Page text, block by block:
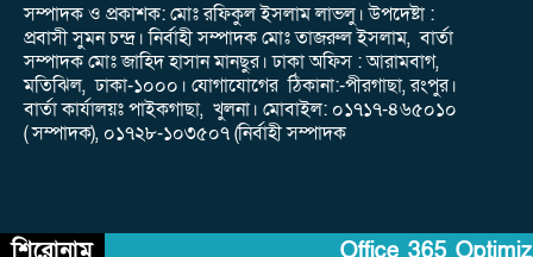
সম্পাদক ও প্রকাশক: মোঃ রফিকুল ইসলাম লাভলু। উপদেষ্টা :
প্রবাসী সুমন চন্দ্র। নির্বাহী সম্পাদক মোঃ তাজরুল‌‌ ইসলাম, বার্তা
সম্পাদক মোঃ জাহিদ হাসান মানছুর। ঢাকা অফিস : আরামবাগ,
মতিঝিল, ঢাকা-১০০০। যোগাযোগের ঠিকানা:-পীরগাছা‌, রংপুর।
বার্তা কার্যালয়ঃ পাইকগাছা, খুলনা। মোবাইল: ০১৭১৭-৪৬৫০১০
( সম্পাদক), ০১৭২৮-১০৩৫০৭ (নির্বাহী সম্পাদক